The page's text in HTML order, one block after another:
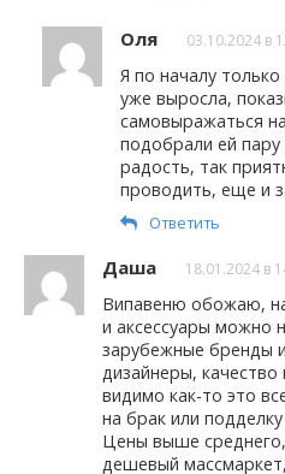
Оля 03.10.2024 в
Я по началу
уже выросла,
самовыражаться
подобрали ей пару
радость, так
проводить, еще и
Ответить
Даша 18.01.2024 в
Випавеню обожаю,
и аксессуары можно
зарубежные бренды
дизайнеры,
видимо как-то это
на брак или
Цены выше
дешевый